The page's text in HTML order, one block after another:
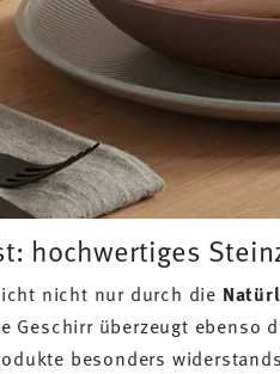
hochwertiges
nicht nur durch die
Geschirr überzeugt ebenso
besonders